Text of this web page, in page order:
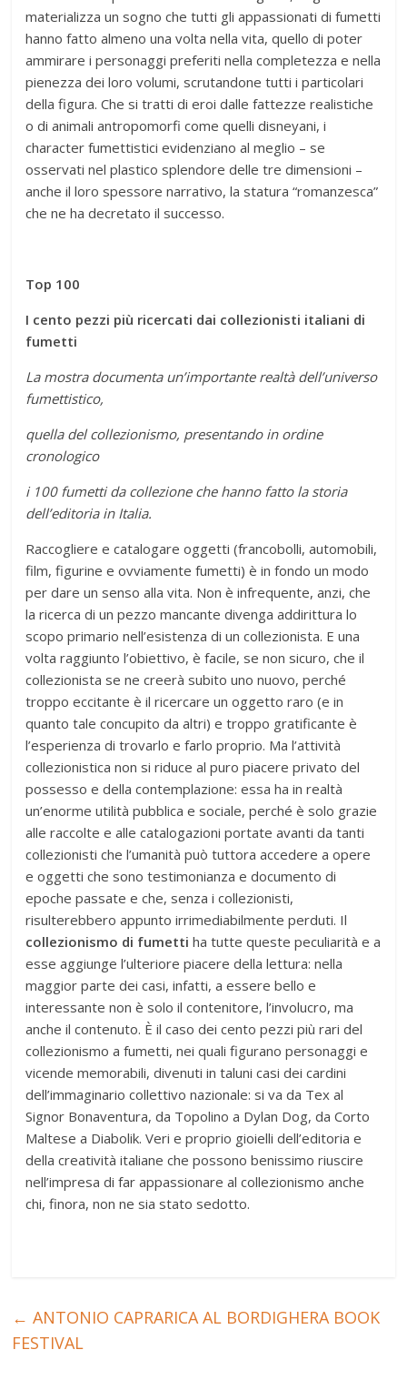
materializza un sogno che tutti gli appassionati di fumetti
hanno fatto almeno una volta nella vita, quello di poter
ammirare i personaggi preferiti nella completezza e nella
pienezza dei loro volumi, scrutandone tutti i particolari
della figura. Che si tratti di eroi dalle fattezze realistiche
o di animali antropomorfi come quelli disneyani, i
character fumettistici evidenziano al meglio – se
osservati nel plastico splendore delle tre dimensioni –
anche il loro spessore narrativo, la statura “romanzesca”
che ne ha decretato il successo.
Top 100
I cento pezzi più ricercati dai collezionisti italiani di
fumetti
La mostra documenta un’importante realtà dell’universo
fumettistico,
quella del collezionismo, presentando in ordine
cronologico
i 100 fumetti da collezione che hanno fatto la storia
dell’editoria in Italia.
Raccogliere e catalogare oggetti (francobolli, automobili,
film, figurine e ovviamente fumetti) è in fondo un modo
per dare un senso alla vita. Non è infrequente, anzi, che
la ricerca di un pezzo mancante divenga addirittura lo
scopo primario nell’esistenza di un collezionista. E una
volta raggiunto l’obiettivo, è facile, se non sicuro, che il
collezionista se ne creerà subito uno nuovo, perché
troppo eccitante è il ricercare un oggetto raro (e in
quanto tale concupito da altri) e troppo gratificante è
l’esperienza di trovarlo e farlo proprio. Ma l’attività
collezionistica non si riduce al puro piacere privato del
possesso e della contemplazione: essa ha in realtà
un’enorme utilità pubblica e sociale, perché è solo grazie
alle raccolte e alle catalogazioni portate avanti da tanti
collezionisti che l’umanità può tuttora accedere a opere
e oggetti che sono testimonianza e documento di
epoche passate e che, senza i collezionisti,
risulterebbero appunto irrimediabilmente perduti. Il
collezionismo di fumettiha tutte queste peculiarità e a
esse aggiunge l’ulteriore piacere della lettura: nella
maggior parte dei casi, infatti, a essere bello e
interessante non è solo il contenitore, l’involucro, ma
anche il contenuto. È il caso dei cento pezzi più rari del
collezionismo a fumetti, nei quali figurano personaggi e
vicende memorabili, divenuti in taluni casi dei cardini
dell’immaginario collettivo nazionale: si va da Tex al
Signor Bonaventura, da Topolino a Dylan Dog, da Corto
Maltese a Diabolik. Veri e proprio gioielli dell’editoria e
della creatività italiane che possono benissimo riuscire
nell’impresa di far appassionare al collezionismo anche
chi, finora, non ne sia stato sedotto.
← ANTONIO CAPRARICA AL BORDIGHERA BOOK
FESTIVAL